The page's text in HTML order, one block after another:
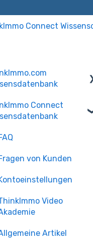
Connect
zum Account
zur Suche
Connect
von Kunden
Video
Artikel